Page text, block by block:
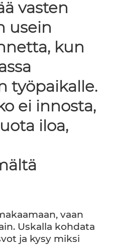
vasten
usein
kun
työpaikalle.
ei innosta,
iloa,
vaan
Uskalla kohdata
ja kysy miksi